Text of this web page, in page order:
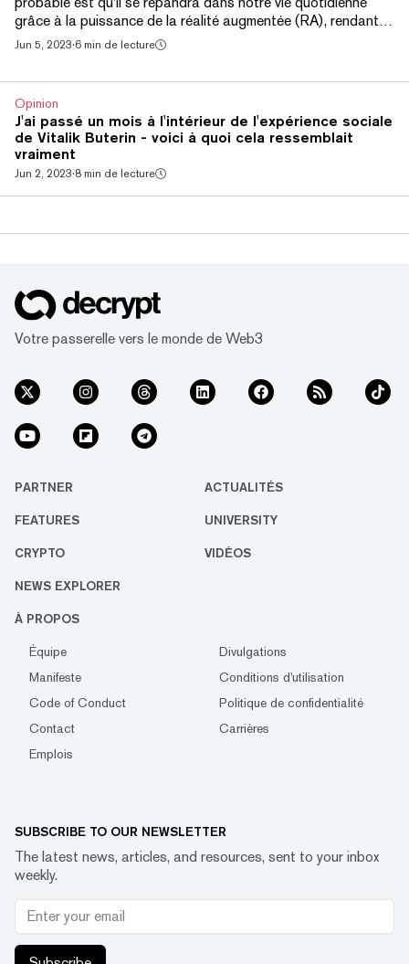
grâce à la puissance de la réalité augmentée (RA), rendant le
contenu numérique omniprésent autour de nous dans un
annuelle WWDC. Apple a le talent de prendre...
Jun 5, 2023·6 min de lecture
Opinion
J'ai passé un mois à l'intérieur de l'expérience sociale
de Vitalik Buterin - voici à quoi cela ressemblait
vraiment
Jun 2, 2023·8 min de lecture
Votre passerelle vers le monde de Web3
PARTNER ACTUALITÉS
FEATURES UNIVERSITY
CRYPTO VIDÉOS
NEWS EXPLORER
À PROPOS
Équipe
Divulgations
Manifeste
Conditions d'utilisation
Code of Conduct
Politique de confidentialité
Contact
Carrières
Emplois
SUBSCRIBE TO OUR NEWSLETTER
The latest news, articles, and resources, sent to your inbox
weekly.